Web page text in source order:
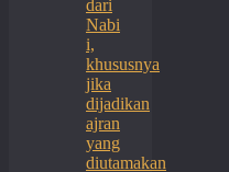
dari
Nabi
i,
khususnya
jika
dijadikan
ajran
yang
diutamakan